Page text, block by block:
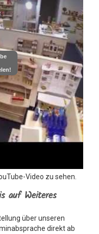
Video zu sehen.
auf Weiteres
über unseren
direkt ab